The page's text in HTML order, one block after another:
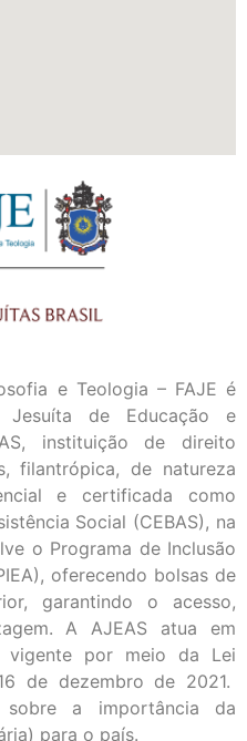
e Teologia – FAJE é
Jesuíta de Educação e
instituição de direito
filantrópica, de natureza
e certificada como
Social (CEBAS), na
o Programa de Inclusão
oferecendo bolsas de
garantindo o acesso,
A AJEAS atua em
vigente por meio da Lei
de dezembro de 2021.
a importância da
para o país.